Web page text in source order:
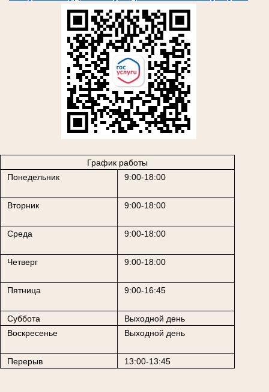
График работы
Понедельник
9:00-18:00
Вторник 9:00-18:00
Среда 9:00-18:00
Четверг 9:00-18:00
Пятница 9:00-16:45
Суббота
Выходной день
Воскресенье
Выходной день
Перерыв 13:00-13:45